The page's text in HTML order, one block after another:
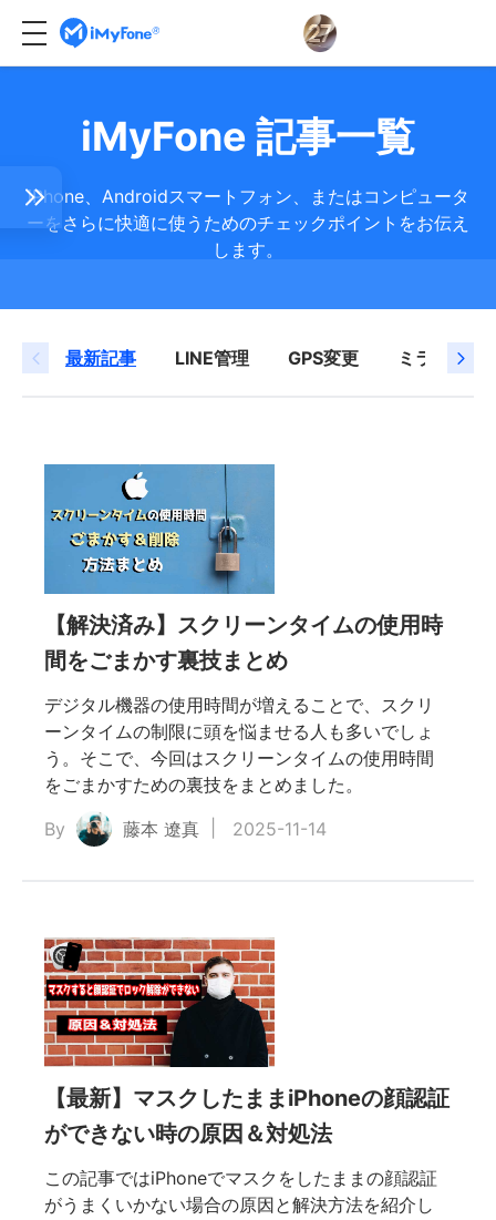
iMyFone 記事一覧
iPhone、Androidスマートフォン、またはコンピュータ
ーをさらに快適に使うためのチェックポイントをお伝え
します。
最新記事 LINE管理 GPS変更 ミラーリン
【解決済み】スクリーンタイムの使用時
間をごまかす裏技まとめ
デジタル機器の使用時間が増えることで、スクリ
ーンタイムの制限に頭を悩ませる人も多いでしょ
う。そこで、今回はスクリーンタイムの使用時間
をごまかすための裏技をまとめました。
By
藤本 遼真 2025-11-14
【最新】マスクしたままiPhoneの顔認証
ができない時の原因＆対処法
この記事ではiPhoneでマスクをしたままの顔認証
がうまくいかない場合の原因と解決方法を紹介し
ー